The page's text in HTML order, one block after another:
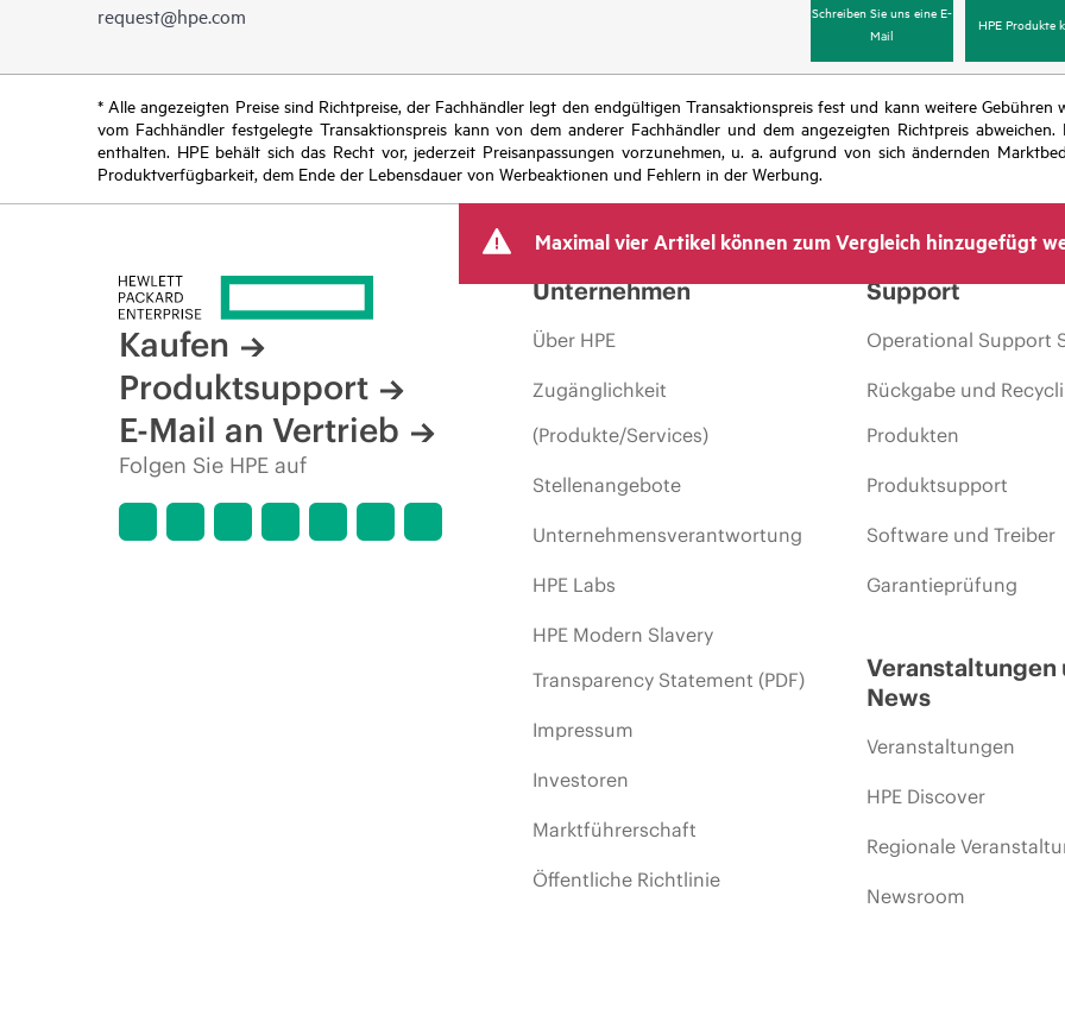
request@hpe.com
Schreiben Sie uns eine E-
Mail
HPE Produkte
* Alle angezeigten Preise sind Richtpreise, der Fachhändler legt den endgültigen Transaktionspreis fest und kann weitere
vom Fachhändler festgelegte Transaktionspreis kann von dem anderer Fachhändler und dem angezeigten Richtpreis
enthalten. HPE behält sich das Recht vor, jederzeit Preisanpassungen vorzunehmen, u. a. aufgrund von sich ändernden
Produktverfügbarkeit, dem Ende der Lebensdauer von Werbeaktionen und Fehlern in der Werbung.
Maximal vier Artikel können zum Vergleich hinzugefügt
Kaufen
Produktsupport
E-Mail an Vertrieb
Folgen Sie HPE auf
Unternehmen
Über HPE
Zugänglichkeit
(Produkte/Services)
Stellenangebote
Unternehmensverantwortung
HPE Labs
HPE Modern Slavery
Transparency Statement (PDF)
Impressum
Investoren
Marktführerschaft
Öffentliche Richtlinie
Support
Operational Support
Rückgabe und
Produkten
Produktsupport
Software und Treiber
Garantieprüfung
Veranstaltungen
News
Veranstaltungen
HPE Discover
Regionale
Newsroom